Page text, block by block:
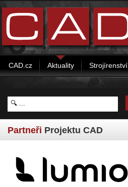
CAD.cz Aktuality Strojírenství
Partneři Projektu CAD